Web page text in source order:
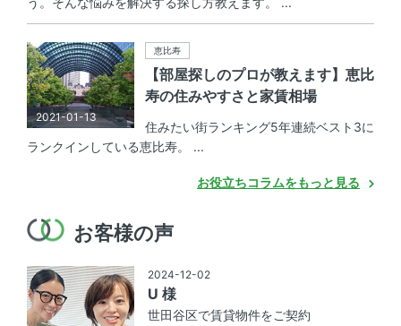
2021-01-13
恵比寿
【部屋探しのプロが教えます】恵比
寿の住みやすさと家賃相場
住みたい街ランキング5年連続ベスト3に
ランクインしている恵比寿。 ...
お役立ちコラムをもっと見る
お客様の声
2024-12-02
U 様
世田谷区で賃貸物件をご契約